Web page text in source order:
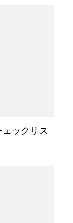
ックリス